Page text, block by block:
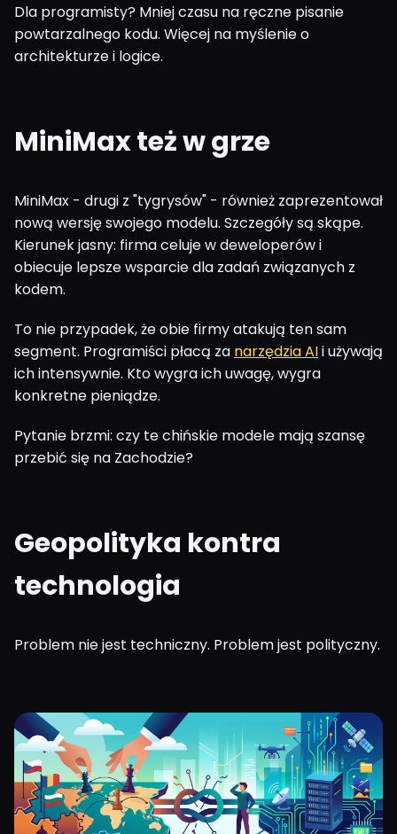
Dla programisty? Mniej czasu na ręczne pisanie
powtarzalnego kodu. Więcej na myślenie o
architekturze i logice.
MiniMax też w grze
MiniMax - drugi z "tygrysów" - również zaprezentował
nową wersję swojego modelu. Szczegóły są skąpe.
Kierunek jasny: firma celuje w deweloperów i
obiecuje lepsze wsparcie dla zadań związanych z
kodem.
To nie przypadek, że obie firmy atakują ten sam
segment. Programiści płacą za narzędzia AIi używają
ich intensywnie. Kto wygra ich uwagę, wygra
konkretne pieniądze.
Pytanie brzmi: czy te chińskie modele mają szansę
przebić się na Zachodzie?
Geopolityka kontra
technologia
Problem nie jest techniczny. Problem jest polityczny.